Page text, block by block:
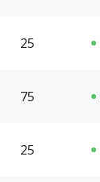
25
75
25